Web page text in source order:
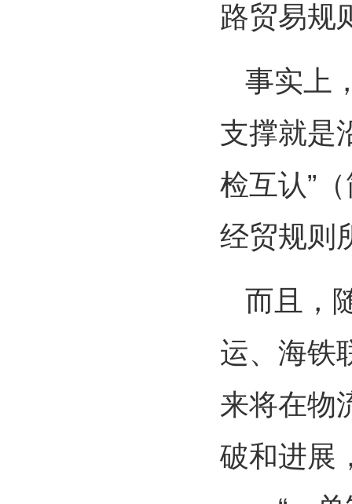
路贸易规
事实上
支撑就是
检互认”
经贸规则
而且，
运、海铁
来将在物
破和进展